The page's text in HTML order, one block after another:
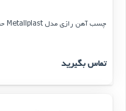
چسب آهن رازی مدل Metallplast حجم 100 میلی لیتر
تماس بگیرید